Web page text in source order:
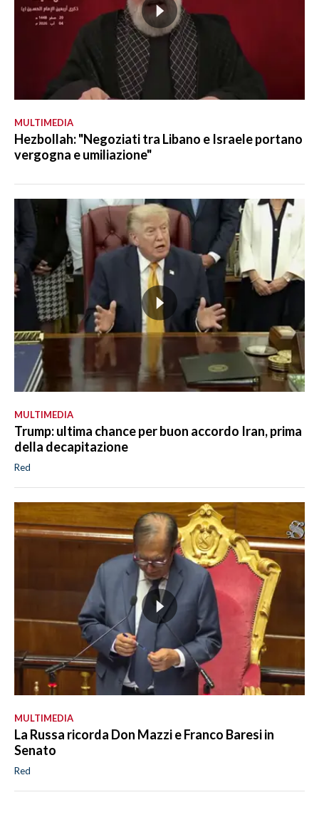
MULTIMEDIA
Hezbollah: "Negoziati tra Libano e Israele portano
vergogna e umiliazione"
MULTIMEDIA
Trump: ultima chance per buon accordo Iran, prima
della decapitazione
Red
MULTIMEDIA
La Russa ricorda Don Mazzi e Franco Baresi in
Senato
Red